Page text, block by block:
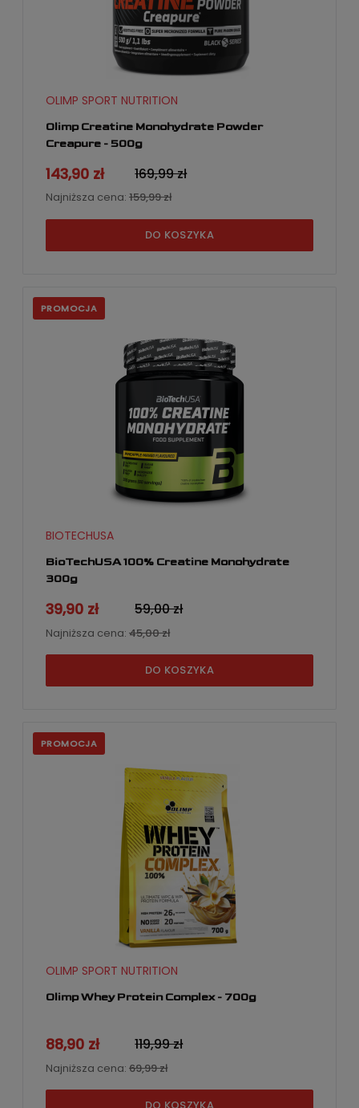
Olimp Creatine Monohydrate Powder
Creapure - 500g
OLIMP SPORT NUTRITION
143,90 zł 169,99 zł
Najniższa cena: 159,99 zł
DO KOSZYKA
BioTechUSA 100% Creatine Monohydrate
300g
BIOTECHUSA
39,90 zł 59,00 zł
Najniższa cena: 45,00 zł
DO KOSZYKA
PROMOCJA
Olimp Whey Protein Complex - 700g
OLIMP SPORT NUTRITION
88,90 zł 119,99 zł
Najniższa cena: 69,99 zł
PROMOCJA